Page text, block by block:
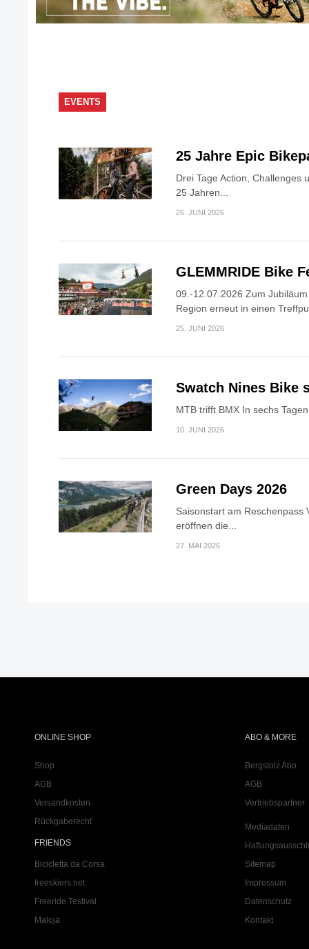
EVENTS
25 Jahre Epic
Drei Tage Action, Challenges
25 Jahren...
26. JUNI 2026
GLEMMRIDE Bike
09.-12.07.2026 Zum
Region erneut in einen
25. JUNI 2026
Swatch Nines Bike
MTB trifft BMX In sechs
10. JUNI 2026
Green Days 2026
Saisonstart am Reschenpass
eröffnen die...
27. MAI 2026
ONLINE SHOP
Shop
AGB
Versandkosten
Rückgaberecht
FRIENDS
Bicicletta da Corsa
freeskiers.net
Freeride Testival
Maloja
ABO & MORE
Bergstolz Abo
AGB
Vertriebspartner
Mediadaten
Sitemap
Impressum
Datenschutz
Kontakt